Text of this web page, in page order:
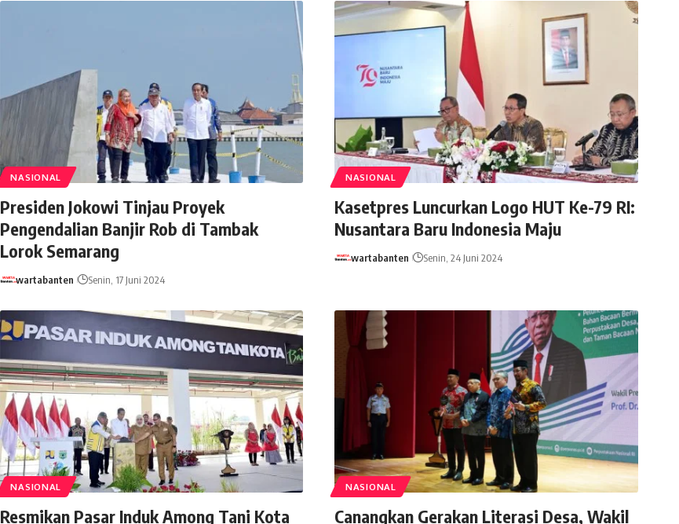
NASIONAL
Presiden Jokowi Tinjau Proyek
Pengendalian Banjir Rob di Tambak
Lorok Semarang
wartabanten Senin, 17 Juni 2024
NASIONAL
Kasetpres Luncurkan Logo HUT Ke-79 RI:
Nusantara Baru Indonesia Maju
wartabanten Senin, 24 Juni 2024
NASIONAL
Resmikan Pasar Induk Among Tani Kota
NASIONAL
Canangkan Gerakan Literasi Desa, Wakil